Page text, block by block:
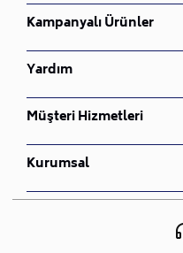
Yatak Odası Takımı
Yemek Odası Takımı
Oturma Odası Takımı
Çocuk Odası Takımı
Bahçe Mobilyası
Nevresim Takımı
Kampanyalı Ürünler
Yatak Odası Takımı
Yemek Odası Takımı
Oturma Odası Takımı
Çocuk Odası Takımı
Bahçe Mobilyası
Nevresim Takımı
Yardım
Üyelik Sözleşmesi
İptal ve İade Koşulları
Gizlilik ve Güvenlik
Mesafeli Satış Sözleşmesi
Müşteri Hizmetleri
Sipariş Takibi
İade ve Değişim
S.S.S
Kurumsal
Hakkımızda